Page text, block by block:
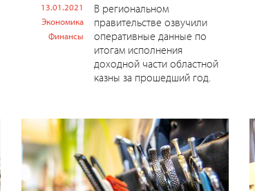
13.01.2021
Экономика
Финансы
В региональном
правительстве озвучили
оперативные данные по
итогам исполнения
доходной части областной
казны за прошедший год.